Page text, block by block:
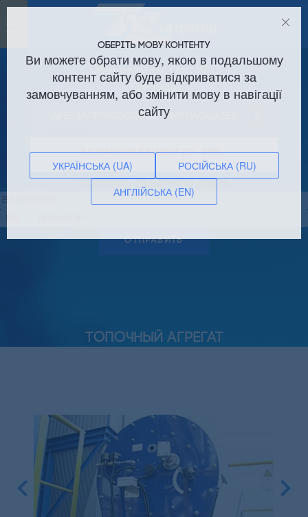
Официальный сайт ЧАО
«Кредмаш»
Аренда производственных площадей!
БЕЗУМНЫЕ СКИДКИ ДО -25%
ЗАКАЗАТЬ ОБРАТНУЮ СВЯЗЬ
ОТПРАВИТЬ
ТОПОЧНЫЙ АГРЕГАТ
Previous Next
ОБЕРІТЬ МОВУ КОНТЕНТУ
Ви можете обрати мову, якою в подальшому
контент сайту буде відкриватися за
замовчуванням, або змінити мову в навігації
сайту
УКРАЇНСЬКА (UA)
РОСІЙСЬКА (RU)
АНГЛІЙСЬКА (EN)